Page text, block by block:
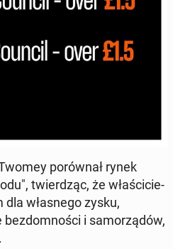
po­rów­nał rynek
twier­dząc, że wła­ści­cie­
wła­sne­go zysku,
i sa­mo­rzą­dów,